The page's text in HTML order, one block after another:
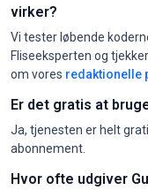
virker?
Vi tester løbende
Fliseeksperten og
om vores redaktionelle
Er det gratis at
Ja, tjenesten er helt
abonnement.
Hvor ofte udgiver